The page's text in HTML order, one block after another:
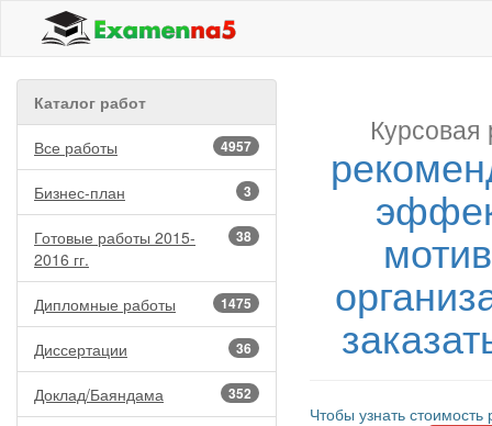
Каталог работ
4957
Все работы
3
Бизнес-план
38
Готовые работы 2015-
2016 гг.
1475
Дипломные работы
36
Диссертации
352
Доклад/Баяндама
Курсовая
Чтобы узнать